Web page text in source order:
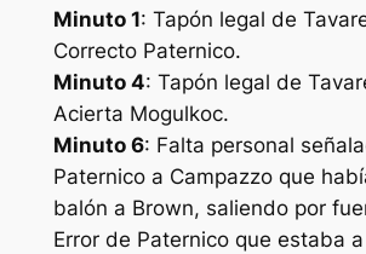
Minuto 1: Tapón legal de
Correcto Paternico.
Minuto 4: Tapón legal de
Acierta Mogulkoc.
Minuto 6: Falta personal
Paternico a Campazzo que
balón a Brown, saliendo por
Error de Paternico que estaba